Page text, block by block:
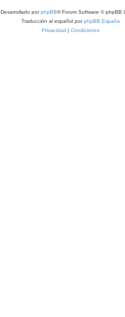
Desarrollado porphpBB® Forum Software © phpBB
Traducción al español porphpBB España
Privacidad | Condiciones